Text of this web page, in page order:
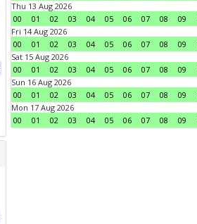
Thu 13 Aug 2026
00
01 02 03 04 05 06 07 08 09
Fri 14 Aug 2026
00
01 02 03 04 05 06 07 08 09
Sat 15 Aug 2026
00
01 02 03 04 05 06 07 08 09
Sun 16 Aug 2026
00
01 02 03 04 05 06 07 08 09
Mon 17 Aug 2026
00
01 02 03 04 05 06 07 08 09